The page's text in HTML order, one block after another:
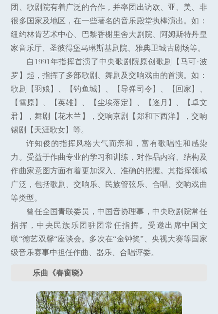
团、歌剧院有着广泛的合作，并率团出访欧、亚、美、非
很多国家及地区，在一些著名的音乐殿堂执棒演出。如：
纽约林肯艺术中心、巴黎香榭里舍大剧院、阿姆斯特丹皇
家音乐厅、圣彼得堡马琳斯基剧院、雅典卫城古剧场等。
自1991年指挥首演了中央歌剧院原创歌剧【马可·波
罗】起，指挥了多部歌剧、舞剧及交响戏曲的首演。如：
歌剧【羽娘】、【钓鱼城】、【导弹司令】、【回家】、
【雪原】、【英雄】、【尘埃落定】、【逐月】、【卓文
君】，舞剧【花木兰】，交响京剧【郑和下西洋】，交响
锡剧【天涯歌女】等。
许知俊的指挥风格大气而亲和，富有歌唱性和感染
力。受益于作曲专业的学习和训练，对作品内容、结构及
作曲家意图方面有着更加深入、准确的把握。其指挥领域
广泛，包括歌剧、交响乐、民族管弦乐、合唱、交响戏曲
等类型。
曾任全国青联委员，中国音协理事，中央歌剧院常任
指挥，中央民族乐团驻团常任指挥。受邀出席中国文
联“德艺双馨“座谈会。多次在“金钟奖”、央视大赛等国家
级音乐赛事中担任作曲、器乐、合唱评委。
乐曲《春窗晓》